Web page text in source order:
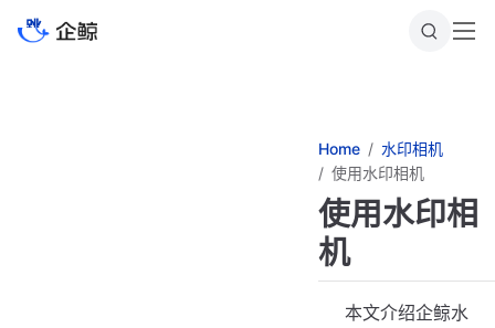
跳
Home
水印相机
使用水印相机
使用水印相
机
本文介绍企鲸水